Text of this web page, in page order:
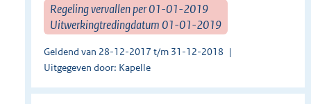
Regeling vervallen per 01-01-2019
Uitwerkingtredingdatum 01-01-2019
Geldend van 28-12-2017 t/m 31-12-2018
Uitgegeven door: Kapelle